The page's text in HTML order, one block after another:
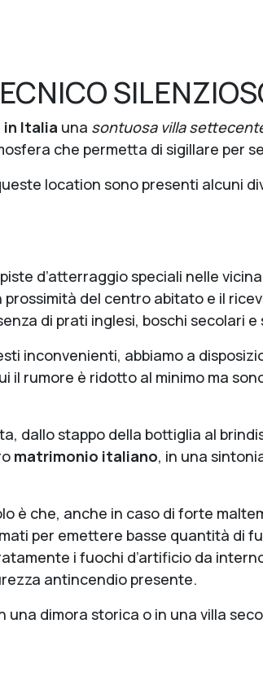
Italia una sontuosa villa
che permetta di sigillare per
location sono presenti alcuni
d’atterraggio speciali nelle
del centro abitato e il
di prati inglesi, boschi secolari
inconvenienti, abbiamo a
il rumore è ridotto al minimo ma
dallo stappo della bottiglia al
matrimonio italiano, in una
è che, anche in caso di forte
per emettere basse quantità di
i fuochi d’artificio da
antincendio presente.
dimora storica o in una villa